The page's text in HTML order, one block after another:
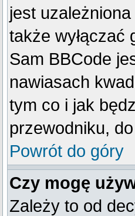
jest
także wyłączać
Sam BBCode
nawiasach
tym co i jak
przewodniku,
Powrót do góry
Czy mogę
Zależy to od